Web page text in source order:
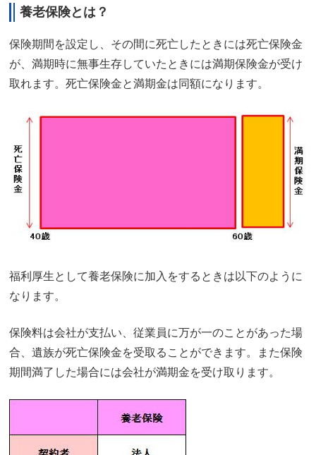
養老保険とは？
保険期間を設定し、その間に死亡したときには死亡保険金
が、満期時に無事生存していたときには満期保険金が受け
取れます。死亡保険金と満期金は同額になります。
福利厚生として養老保険に加入をするときは以下のように
なります。
保険料は会社が支払い、従業員に万が一のことがあった場
合、遺族が死亡保険金を受取ることができます。また保険
期間満了した場合には会社が満期金を受け取ります。